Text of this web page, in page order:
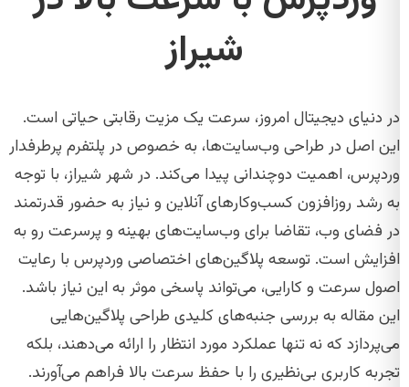
شیراز
در دنیای دیجیتال امروز، سرعت یک مزیت رقابتی حیاتی است.
این اصل در طراحی وب‌سایت‌ها، به خصوص در پلتفرم پرطرفدار
وردپرس، اهمیت دوچندانی پیدا می‌کند. در شهر شیراز، با توجه
به رشد روزافزون کسب‌وکارهای آنلاین و نیاز به حضور قدرتمند
در فضای وب، تقاضا برای وب‌سایت‌های بهینه و پرسرعت رو به
افزایش است. توسعه پلاگین‌های اختصاصی وردپرس با رعایت
اصول سرعت و کارایی، می‌تواند پاسخی موثر به این نیاز باشد.
این مقاله به بررسی جنبه‌های کلیدی طراحی پلاگین‌هایی
می‌پردازد که نه تنها عملکرد مورد انتظار را ارائه می‌دهند، بلکه
تجربه کاربری بی‌نظیری را با حفظ سرعت بالا فراهم می‌آورند.